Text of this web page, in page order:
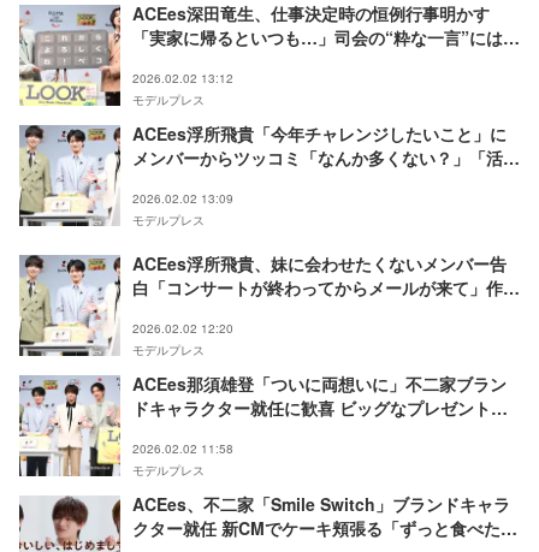
ACEes深田竜生、仕事決定時の恒例行事明かす
「実家に帰るといつも…」司会の“粋な一言”には
2026.02.02 13:12
モデルプレス
ACEes浮所飛貴「今年チャレンジしたいこと」に
メンバーからツッコミ「なんか多くない？」「活動
2026.02.02 13:09
モデルプレス
ACEes浮所飛貴、妹に会わせたくないメンバー告
白「コンサートが終わってからメールが来て」作間
2026.02.02 12:20
モデルプレス
ACEes那須雄登「ついに両想いに」不二家ブラン
ドキャラクター就任に歓喜 ビッグなプレゼントに
2026.02.02 11:58
モデルプレス
ACEes、不二家「Smile Switch」ブランドキャラ
クター就任 新CMでケーキ頬張る「ずっと食べたー